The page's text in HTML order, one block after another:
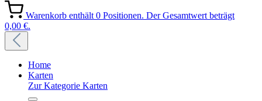
Warenkorb enthält 0 Positionen. Der Gesamtwert beträgt
0,00 €.
Home
Karten
Zur Kategorie Karten